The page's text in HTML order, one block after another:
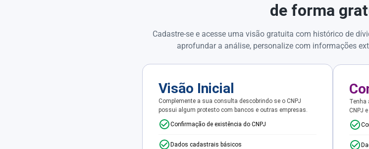
de forma
Cadastre-se e acesse uma visão gratuita com histórico de
aprofundar a análise, personalize com informações
Visão Inicial
Complemente a sua consulta descobrindo se o CNPJ
possui algum protesto com bancos e outras empresas.
Confirmação de existência do CNPJ
Dados cadastrais básicos
Tenha
CNPJ